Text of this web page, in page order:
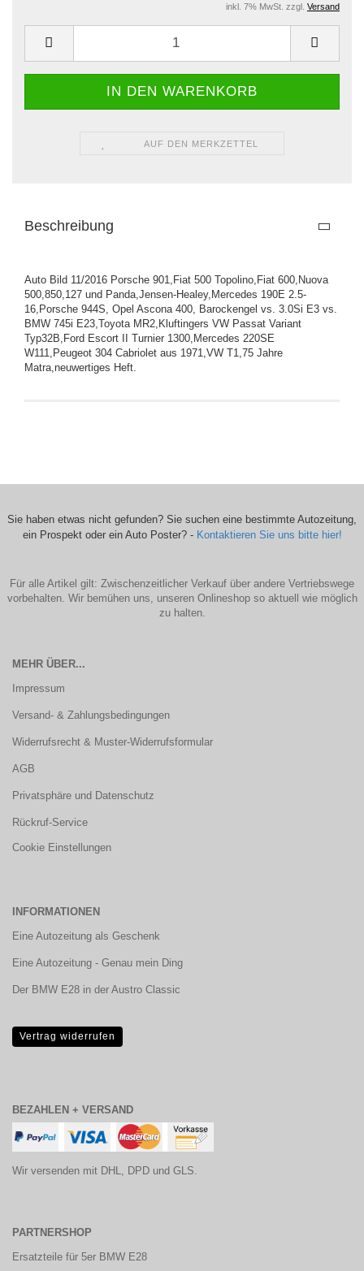
inkl. 7% MwSt. zzgl. Versand
AUF DEN MERKZETTEL
Beschreibung
Auto Bild 11/2016 Porsche 901,Fiat 500 Topolino,Fiat 600,Nuova
500,850,127 und Panda,Jensen-Healey,Mercedes 190E 2.5-
16,Porsche 944S, Opel Ascona 400, Barockengel vs. 3.0Si E3 vs.
BMW 745i E23,Toyota MR2,Kluftingers VW Passat Variant
Typ32B,Ford Escort II Turnier 1300,Mercedes 220SE
W111,Peugeot 304 Cabriolet aus 1971,VW T1,75 Jahre
Matra,neuwertiges Heft.
Sie haben etwas nicht gefunden? Sie suchen eine bestimmte Autozeitung,
ein Prospekt oder ein Auto Poster? - Kontaktieren Sie uns bitte hier!
Für alle Artikel gilt: Zwischenzeitlicher Verkauf über andere Vertriebswege
vorbehalten. Wir bemühen uns, unseren Onlineshop so aktuell wie möglich
zu halten.
MEHR ÜBER...
Impressum
Versand- & Zahlungsbedingungen
Widerrufsrecht & Muster-Widerrufsformular
AGB
Privatsphäre und Datenschutz
Rückruf-Service
Cookie Einstellungen
INFORMATIONEN
Eine Autozeitung als Geschenk
Eine Autozeitung - Genau mein Ding
Der BMW E28 in der Austro Classic
Vertrag widerrufen
BEZAHLEN + VERSAND
Wir versenden mit DHL, DPD und GLS.
PARTNERSHOP
Ersatzteile für 5er BMW E28